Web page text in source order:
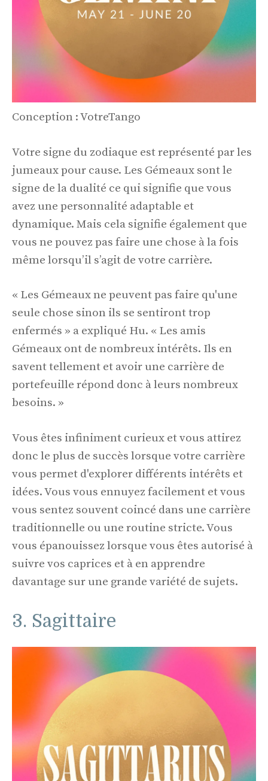
Conception : VotreTango
Votre signe du zodiaque est représenté par les
jumeaux pour cause. Les Gémeaux sont le
signe de la dualité ce qui signifie que vous
avez une personnalité adaptable et
dynamique. Mais cela signifie également que
vous ne pouvez pas faire une chose à la fois
même lorsqu’il s’agit de votre carrière.
« Les Gémeaux ne peuvent pas faire qu'une
seule chose sinon ils se sentiront trop
enfermés » a expliqué Hu. « Les amis
Gémeaux ont de nombreux intérêts. Ils en
savent tellement et avoir une carrière de
portefeuille répond donc à leurs nombreux
besoins. »
Vous êtes infiniment curieux et vous attirez
donc le plus de succès lorsque votre carrière
vous permet d'explorer différents intérêts et
idées. Vous vous ennuyez facilement et vous
vous sentez souvent coincé dans une carrière
traditionnelle ou une routine stricte. Vous
vous épanouissez lorsque vous êtes autorisé à
suivre vos caprices et à en apprendre
davantage sur une grande variété de sujets.
3. Sagittaire